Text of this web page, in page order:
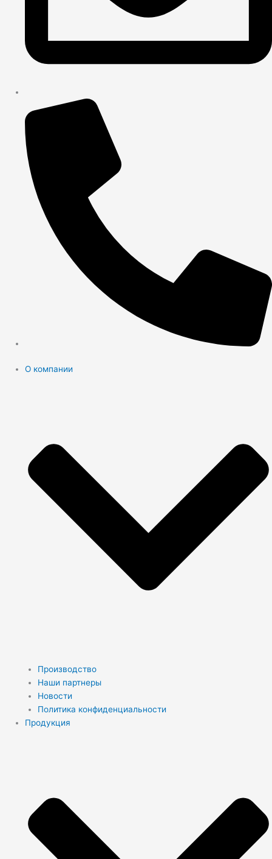
О компании
Производство
Наши партнеры
Новости
Политика конфиденциальности
Продукция